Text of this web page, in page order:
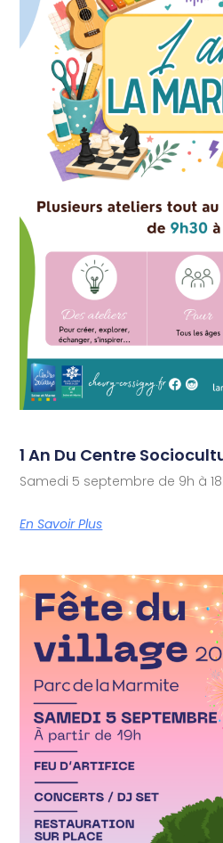
1 An Du Centre
Samedi 5 septembre de 9h à
En Savoir Plus